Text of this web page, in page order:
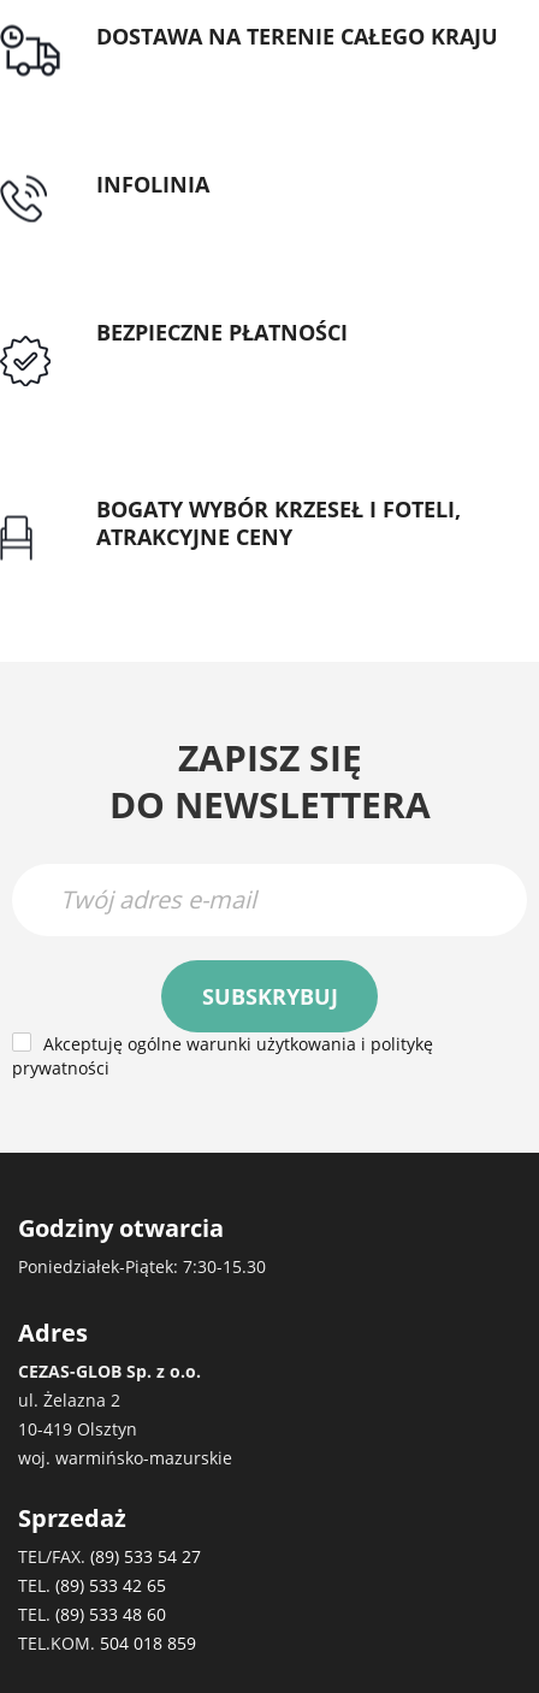
DOSTAWA NA TERENIE CAŁEGO KRAJU
INFOLINIA
BEZPIECZNE PŁATNOŚCI
BOGATY WYBÓR KRZESEŁ I FOTELI,
ATRAKCYJNE CENY
ZAPISZ SIĘ
DO NEWSLETTERA
SUBSKRYBUJ
Akceptuję ogólne warunki użytkowania i politykę
prywatności
Godziny otwarcia
Poniedziałek-Piątek: 7:30-15.30
Adres
CEZAS-GLOB Sp. z o.o.
ul. Żelazna 2
10-419 Olsztyn
woj. warmińsko-mazurskie
Sprzedaż
TEL/FAX. (89) 533 54 27
TEL. (89) 533 42 65
TEL. (89) 533 48 60
TEL.KOM. 504 018 859